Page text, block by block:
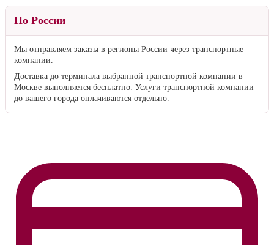
По России
Мы отправляем заказы в регионы России через транспортные
компании.
Доставка до терминала выбранной транспортной компании в
Москве выполняется бесплатно. Услуги транспортной компании
до вашего города оплачиваются отдельно.